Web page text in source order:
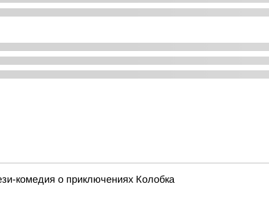
комедия о приключениях Колобка